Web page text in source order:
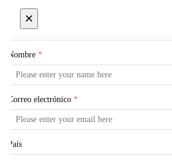
×
Nombre *
Correo electrónico *
País